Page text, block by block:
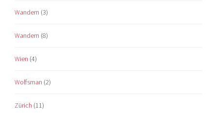
Wandern (3)
Wandern (8)
Wien (4)
Wolfsman (2)
Zürich (11)